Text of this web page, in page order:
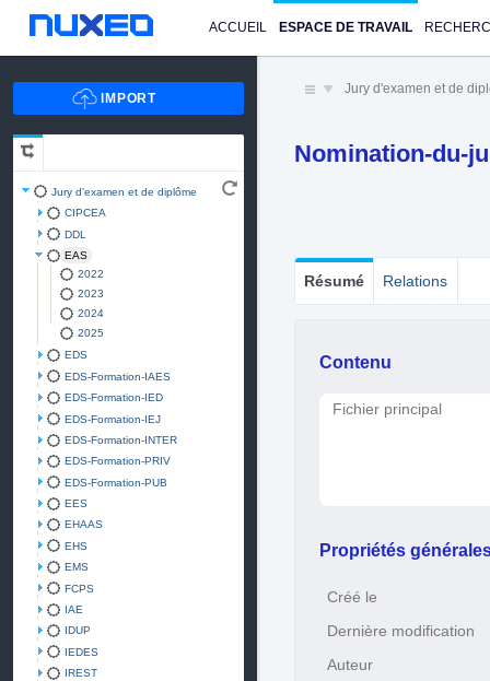
ACCUEIL ESPACE DE TRAVAIL
Jury d'examen et de diplôme
CIPCEA
DDL
EAS
2022
2023
2024
2025
EDS
EDS-Formation-IAES
EDS-Formation-IED
EDS-Formation-IEJ
EDS-Formation-INTER
EDS-Formation-PRIV
EDS-Formation-PUB
EES
EHAAS
EHS
EMS
FCPS
IAE
IDUP
IEDES
IREST
Jury d'examen et de
Nomination-du-
Résumé Relations
Contenu
Fichier principal
Propriétés
Créé le
Dernière modification
Auteur